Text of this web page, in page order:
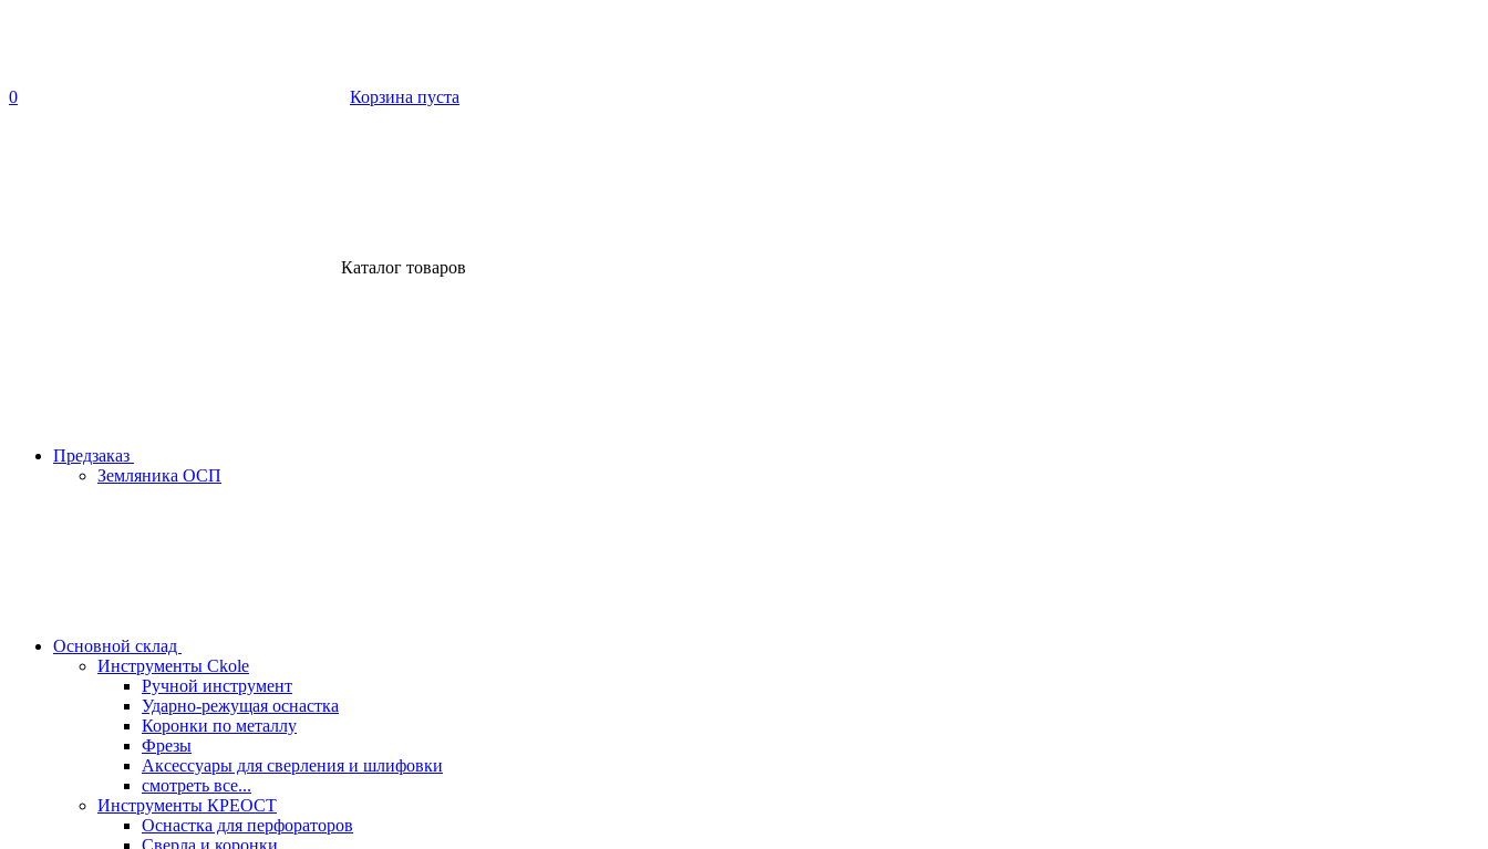
0 Корзина пуста
Каталог товаров
Предзаказ
Земляника ОСП
Основной склад
Инструменты Ckole
Ручной инструмент
Ударно‑режущая оснастка
Коронки по металлу
Фрезы
Аксессуары для сверления и шлифовки
смотреть все...
Инструменты КРЕОСТ
Оснастка для перфораторов
Сверла и коронки